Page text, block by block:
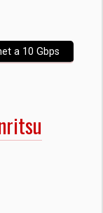
a 10 Gbps